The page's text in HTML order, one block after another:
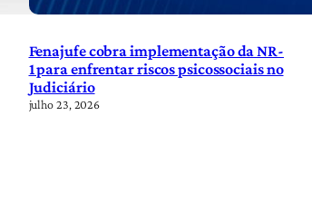
Fenajufe cobra implementação da NR-
1 para enfrentar riscos psicossociais no
Judiciário
julho 23, 2026